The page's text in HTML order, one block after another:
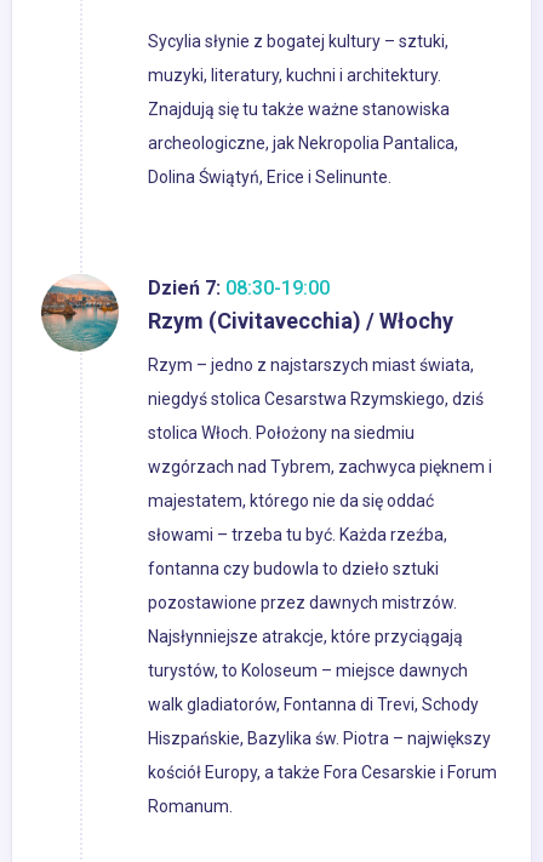
Sycylia słynie z bogatej kultury – sztuki,
muzyki, literatury, kuchni i architektury.
Znajdują się tu także ważne stanowiska
archeologiczne, jak Nekropolia Pantalica,
Dolina Świątyń, Erice i Selinunte.
Dzień 7: 08:30-19:00
Rzym (Civitavecchia) / Włochy
Rzym – jedno z najstarszych miast świata,
niegdyś stolica Cesarstwa Rzymskiego, dziś
stolica Włoch. Położony na siedmiu
wzgórzach nad Tybrem, zachwyca pięknem i
majestatem, którego nie da się oddać
słowami – trzeba tu być. Każda rzeźba,
fontanna czy budowla to dzieło sztuki
pozostawione przez dawnych mistrzów.
Najsłynniejsze atrakcje, które przyciągają
turystów, to Koloseum – miejsce dawnych
walk gladiatorów, Fontanna di Trevi, Schody
Hiszpańskie, Bazylika św. Piotra – największy
kościół Europy, a także Fora Cesarskie i Forum
Romanum.